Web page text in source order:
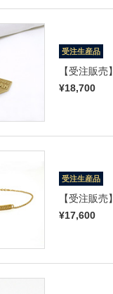
受注生産品
【受注販
¥18,700
受注生産品
【受注販
¥17,600